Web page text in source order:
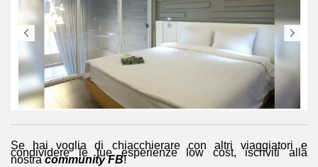
Se hai voglia di chiacchierare con altri viaggiatori e
condividere le tue esperienze low cost, iscriviti alla
nostracommunity FB!